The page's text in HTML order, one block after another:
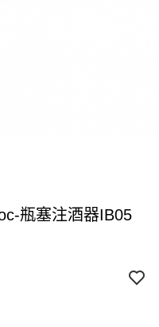
瓶塞注酒器IB05